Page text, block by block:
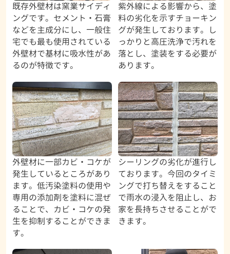
既存外壁材は窯業サイディ
ングです。セメント・石膏
などを主成分にし、一般住
宅でも最も使用されている
外壁材で基材に吸水性があ
るのが特徴です。
紫外線による影響から、塗
料の劣化を示すチョーキン
グが発生しております。し
っかりと高圧洗浄で汚れを
落とし、塗装をする必要が
あります。
外壁材に一部カビ・コケが
発生しているところがあり
ます。低汚染塗料の使用や
専用の添加剤を塗料に混ぜ
ることで、カビ・コケの発
生を抑制することができま
す。
シーリングの劣化が進行し
ております。今回のタイミ
ングで打ち替えをすること
で雨水の浸入を阻止し、お
家を長持ちさせることがで
きます。